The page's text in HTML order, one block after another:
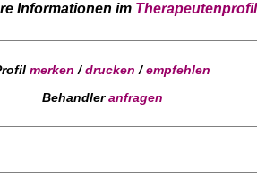
Informationen im Therapeutenprofil
merken /drucken /empfehlen
Behandleranfragen